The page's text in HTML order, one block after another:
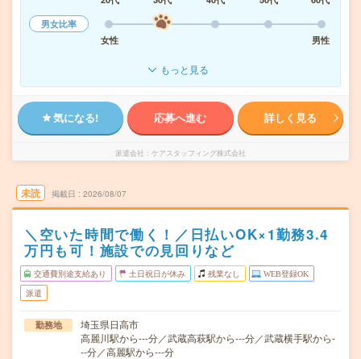
男女比率
女性
男性
もっと見る
気になる! 応募へ進む 詳しく見る
派遣会社 ケアスタッフィング株式会社
未読 掲載日 2026/08/07
＼空いた時間で働く！／日払いOK×1勤務3.4
万円も可！施設での見回りなど
交通費別途支給あり 土日祝日が休み 残業なし WEB登録OK
派遣
勤務地
埼玉県日高市
高麗川駅から---分／武蔵高萩駅から---分／武蔵横手駅から-
--分／高麗駅から---分